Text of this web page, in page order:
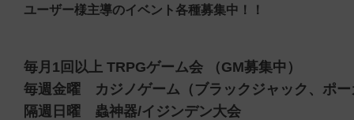
ユーザー様主導のイベント各種募集中！！
毎月1回以上 TRPGゲーム会 （GM募集中）
毎週金曜 カジノゲーム（ブラックジャック、ポー
隔週日曜 蟲神器/イジンデン大会